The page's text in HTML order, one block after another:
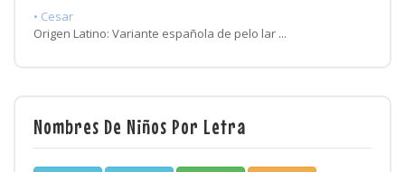
• Cesar
Origen Latino: Variante española de pelo lar ...
Nombres De Niños Por Letra